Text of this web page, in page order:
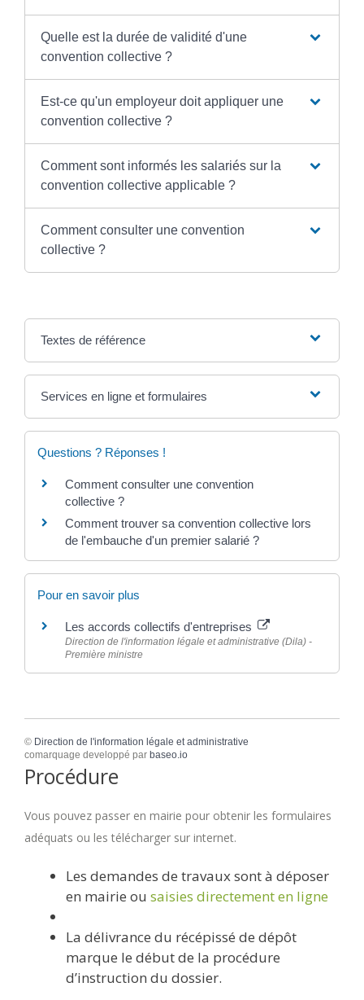
Quelle est la durée de validité d'une
convention collective ?
Est-ce qu'un employeur doit appliquer une
convention collective ?
Comment sont informés les salariés sur la
convention collective applicable ?
Comment consulter une convention
collective ?
Textes de référence
Services en ligne et formulaires
Questions ? Réponses !
Comment consulter une convention
collective ?
Comment trouver sa convention collective lors
de l'embauche d'un premier salarié ?
Pour en savoir plus
Les accords collectifs d'entreprises
Direction de l'information légale et administrative (Dila) -
Première ministre
© Direction de l'information légale et administrative
comarquage developpé par baseo.io
Procédure
Vous pouvez passer en mairie pour obtenir les formulaires
adéquats ou les télécharger sur internet.
Les demandes de travaux sont à déposer
en mairie ou saisies directement en ligne
La délivrance du récépissé de dépôt
marque le début de la procédure
d’instruction du dossier.